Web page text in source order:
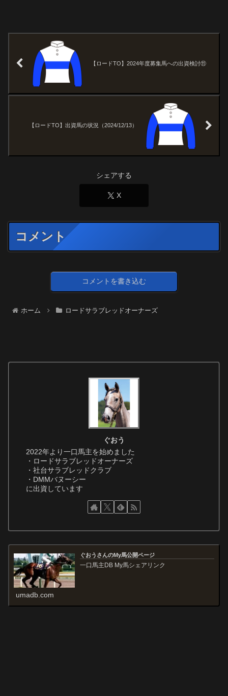
【ロードTO】2024年度募集馬への出資検討⑪
【ロードTO】出資馬の状況（2024/12/13）
シェアする
X
コメント
コメントを書き込む
ホーム ロードサラブレッドオーナーズ
ぐおう
2022年より一口馬主を始めました
・ロードサラブレッドオーナーズ
・社台サラブレッドクラブ
・DMMバヌーシー
に出資しています
ぐおうさんのMy馬公開ページ
一口馬主DB My馬シェアリンク
umadb.com